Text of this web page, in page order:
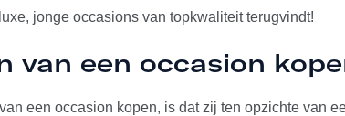
jonge occasions van topkwaliteit terugvindt!
van een occasion
een occasion kopen, is dat zij ten opzichte van